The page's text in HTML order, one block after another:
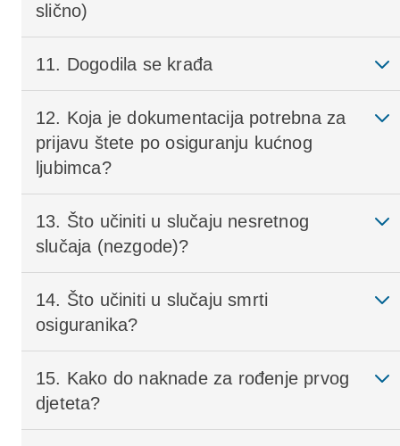
slično)
11. Dogodila se krađa
12. Koja je dokumentacija potrebna za
prijavu štete po osiguranju kućnog
ljubimca?
13. Što učiniti u slučaju nesretnog
slučaja (nezgode)?
14. Što učiniti u slučaju smrti
osiguranika?
15. Kako do naknade za rođenje prvog
djeteta?